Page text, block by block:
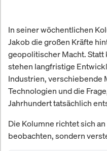
In seiner wöchentlichen
Jakob die großen Kräfte
geopolitischer Macht.
stehen langfristige
Industrien, verschiebende
Technologien und die
Jahrhundert tatsächlich
Die Kolumne richtet sich
beobachten, sondern